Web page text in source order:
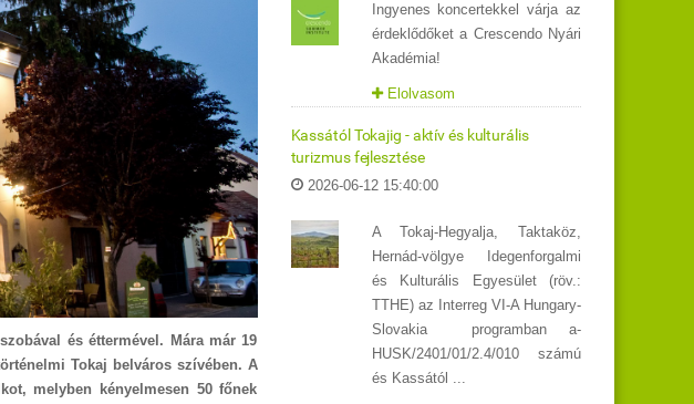
és éttermével. Mára már 19
Tokaj belváros szívében. A
melyben kényelmesen 50 főnek
Ingyenes koncertekkel várja az
érdeklődőket a Crescendo Nyári
Akadémia!
Elolvasom
Kassától Tokajig - aktív és kulturális
turizmus fejlesztése
2026-06-12 15:40:00
A Tokaj-Hegyalja, Taktaköz,
Hernád-völgye Idegenforgalmi
és Kulturális Egyesület (röv.:
TTHE) az Interreg VI-A Hungary-
Slovakia programban a-
HUSK/2401/01/2.4/010 számú
és Kassától ...